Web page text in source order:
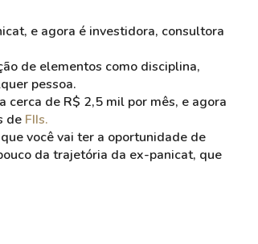
e agora é investidora, consultora
de elementos como disciplina,
pessoa.
cerca de R$ 2,5 mil por mês, e agora
de FIIs.
você vai ter a oportunidade de
da trajetória da ex-panicat, que